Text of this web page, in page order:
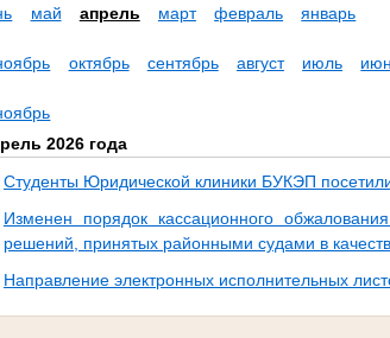
май апрель март февраль
январь
октябрь сентябрь август июль
2026 года
Студенты Юридической клиники БУКЭП
Изменен порядок кассационного
решений, принятых районными судами в
Направление электронных исполнительных